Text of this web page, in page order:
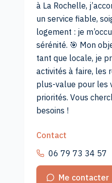
à La Rochelle,
un service fiable,
logement : je
sérénité. 🎯 Mon
tant que locale, je
activités à faire, les
plus-value pour les
priorités. Vous
besoins !
Contact
06 79 73 34 57
Me contacter